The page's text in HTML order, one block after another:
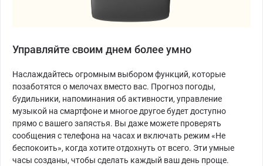
Управляйте своим днем более умно
Наслаждайтесь огромным выбором функций, которые
позаботятся о мелочах вместо вас. Прогноз погоды,
будильники, напоминания об активности, управление
музыкой на смартфоне и многое другое будет доступно
прямо с вашего запястья. Вы даже можете проверять
сообщения с телефона на часах и включать режим «Не
беспокоить», когда хотите отдохнуть от всего. Эти умные
часы созданы, чтобы сделать каждый ваш день проще.